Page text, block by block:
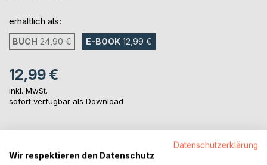
erhältlich als:
BUCH 24,90 € E-BOOK 12,99 €
12,99 €
inkl. MwSt.
sofort verfügbar als Download
Datenschutzerklärung
Wir respektieren den Datenschutz